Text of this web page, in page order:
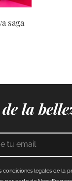
saga
la
condiciones legales de la